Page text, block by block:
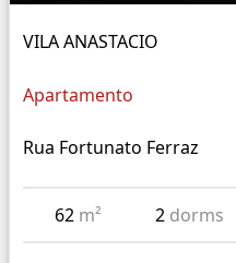
VILA ANASTACIO
Apartamento
Rua Fortunato Ferraz
62 m² 2 dorms